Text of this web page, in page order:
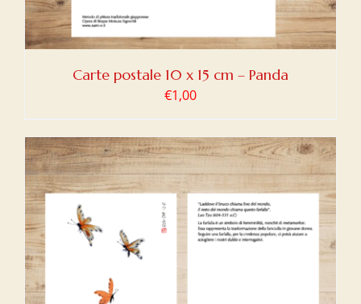
Carte postale 10 x 15 cm – Panda
€1,00